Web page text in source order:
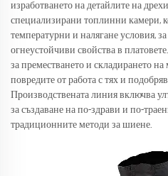
изработването на детайлите на
специализирани топлинни камери,
температурни и налягане условия,
огнеустойчиви свойства в
за преместването и складирането
повредите от работа с тях и
Производствената линия включва
за създаване на по-здрави и по-
традиционните методи за шиене.